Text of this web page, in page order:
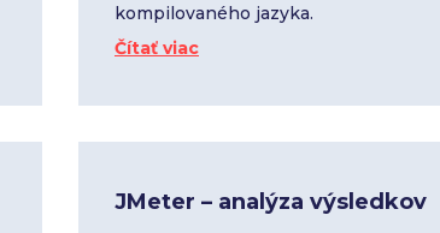
kompilovaného jazyka.
Čítať viac
JMeter – analýza výsledkov